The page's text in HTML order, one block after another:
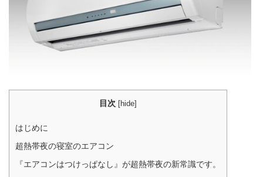
目次 [hide]
はじめに
超熱帯夜の寝室のエアコン
『エアコンはつけっぱなし』が超熱帯夜の新常識です。